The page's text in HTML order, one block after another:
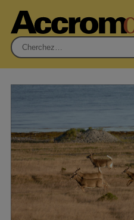
Rechercher :